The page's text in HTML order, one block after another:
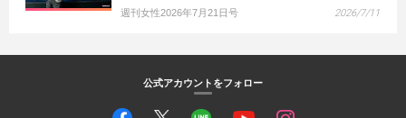
週刊女性2026年7月21日号 2026/7/11
公式アカウントをフォロー